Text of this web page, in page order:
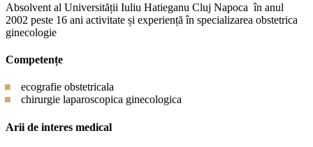
Absolvent al Universității Iuliu Hatieganu Cluj Napoca în anul
2002 peste 16 ani activitate și experiență în specializarea obstetrica
ginecologie
Competențe
ecografie obstetricala
chirurgie laparoscopica ginecologica
Arii de interes medical